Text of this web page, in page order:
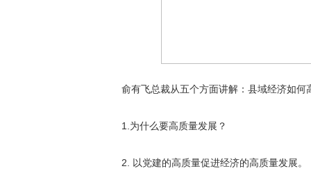
俞有飞总裁从五个方面讲解：县域经济如何
1.为什么要高质量发展？
2. 以党建的高质量促进经济的高质量发展。